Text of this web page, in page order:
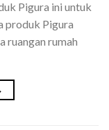
Pigura ini untuk
produk Pigura
ruangan rumah